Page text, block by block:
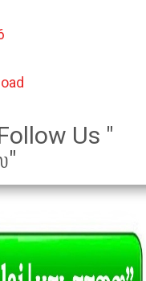
Us "